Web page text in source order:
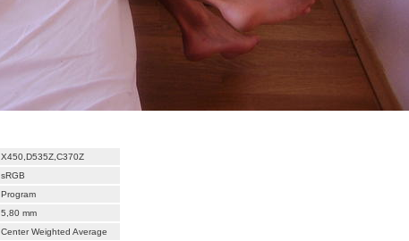
X450,D535Z,C370Z
sRGB
Program
5,80 mm
Center Weighted Average